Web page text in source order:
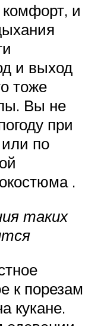
комфорт, и
и выход
тоже
Вы не
при
по
.
таких
к порезам
кукане.